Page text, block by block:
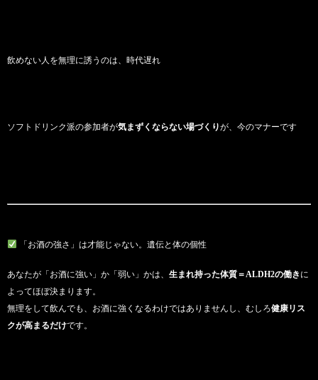
飲めない人を無理に誘うのは、時代遅れ
ソフトドリンク派の参加者が気まずくならない場づくりが、今のマナーです
「お酒の強さ」は才能じゃない。遺伝と体の個性
あなたが「お酒に強い」か「弱い」かは、 生まれ持った体質＝ALDH2の働き に
よってほぼ決まります。
無理をして飲んでも、お酒に強くなるわけではありませんし、むしろ健康リス
クが高まるだけです。